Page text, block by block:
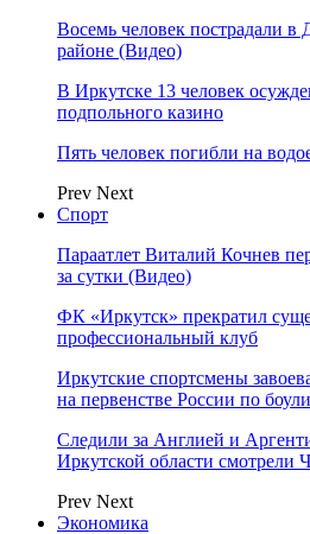
Восемь человек пострадали
районе (Видео)
В Иркутске 13 человек
подпольного казино
Пять человек погибли на
Prev Next
Спорт
Параатлет Виталий Кочнев
за сутки (Видео)
ФК «Иркутск» прекратил
профессиональный клуб
Иркутские спортсмены
на первенстве России по
Следили за Англией и
Иркутской области смотрели
Prev Next
Экономика